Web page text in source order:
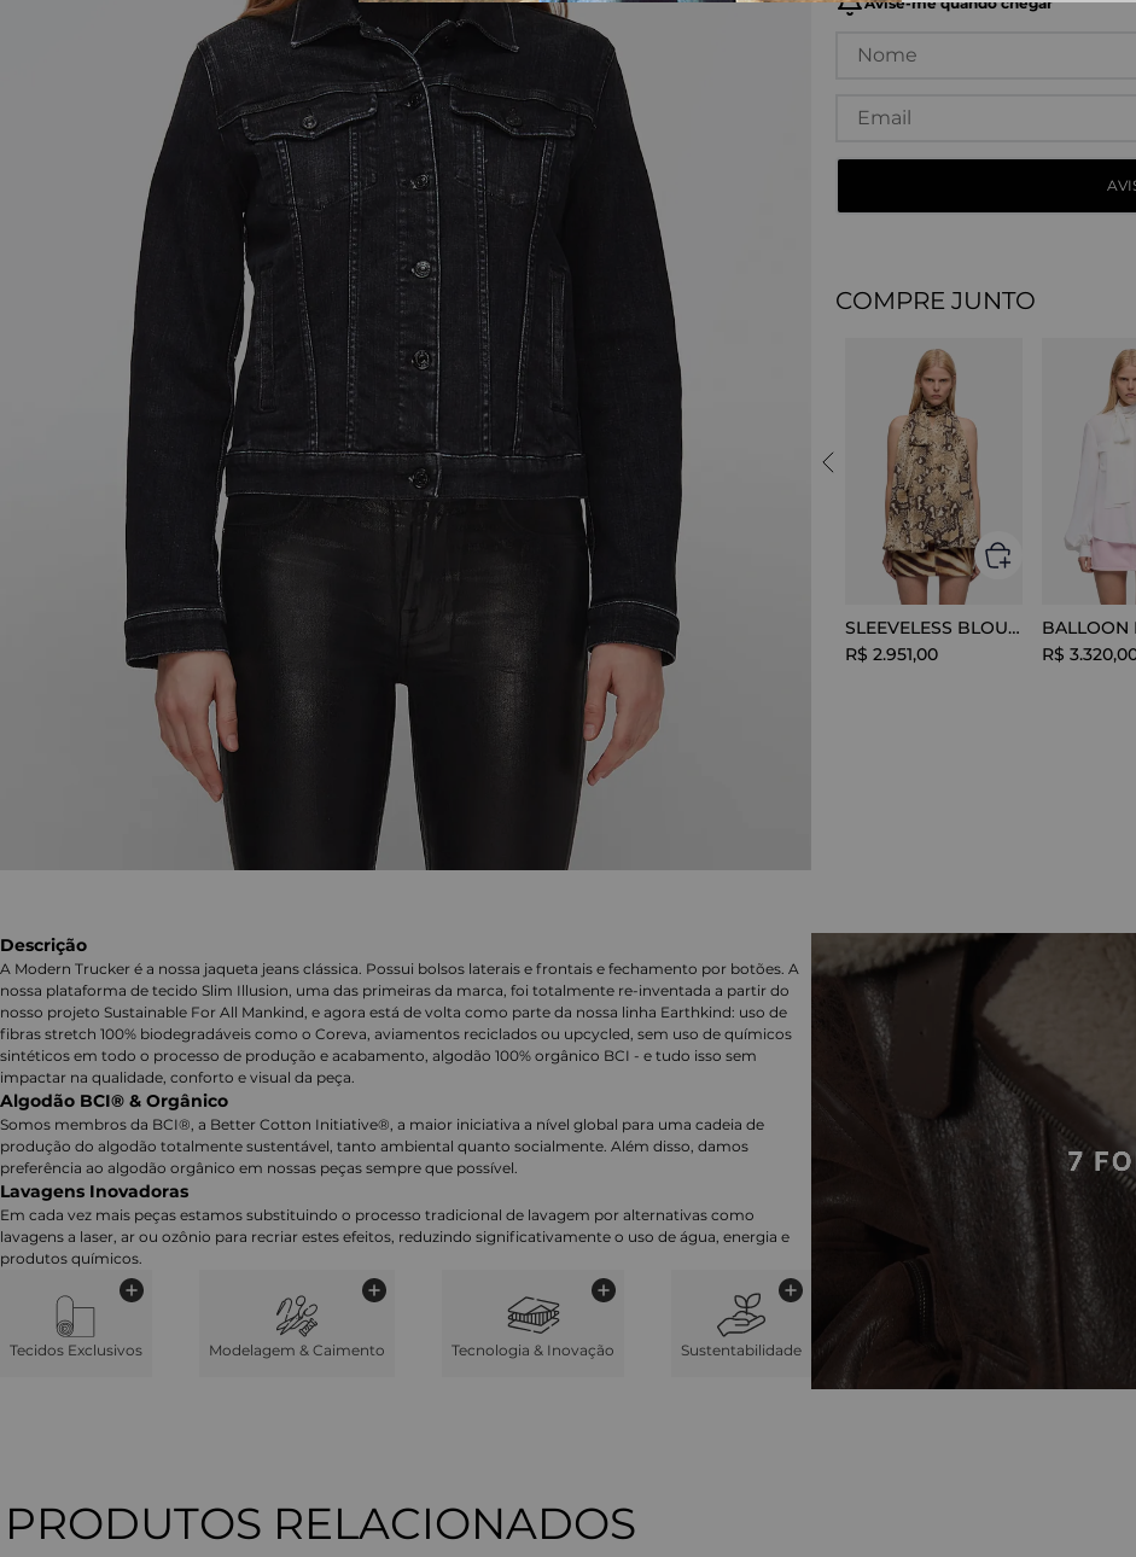
COMPRE JUNTO
SLEEVELESS BLOUSE VISCOSE SNAKE
R$ 2.951,00
R$ 3.320,
Descrição
A Modern Trucker é a nossa jaqueta jeans clássica. Possui bolsos laterais e frontais e fechamento por botões. A
nossa plataforma de tecido Slim Illusion, uma das primeiras da marca, foi totalmente re-inventada a partir do
nosso projeto Sustainable For All Mankind, e agora está de volta como parte da nossa linha Earthkind: uso de
fibras stretch 100% biodegradáveis como o Coreva, aviamentos reciclados ou upcycled, sem uso de químicos
sintéticos em todo o processo de produção e acabamento, algodão 100% orgânico BCI - e tudo isso sem
impactar na qualidade, conforto e visual da peça.
Algodão BCI® & Orgânico
Somos membros da BCI®, a Better Cotton Initiative®, a maior iniciativa a nível global para uma cadeia de
produção do algodão totalmente sustentável, tanto ambiental quanto socialmente. Além disso, damos
preferência ao algodão orgânico em nossas peças sempre que possível.
Lavagens Inovadoras
Em cada vez mais peças estamos substituindo o processo tradicional de lavagem por alternativas como
lavagens a laser, ar ou ozônio para recriar estes efeitos, reduzindo significativamente o uso de água, energia e
produtos químicos.
Tecidos Exclusivos Modelagem & Caimento Tecnologia & Inovação Sustentabilidade
PRODUTOS RELACIONADOS